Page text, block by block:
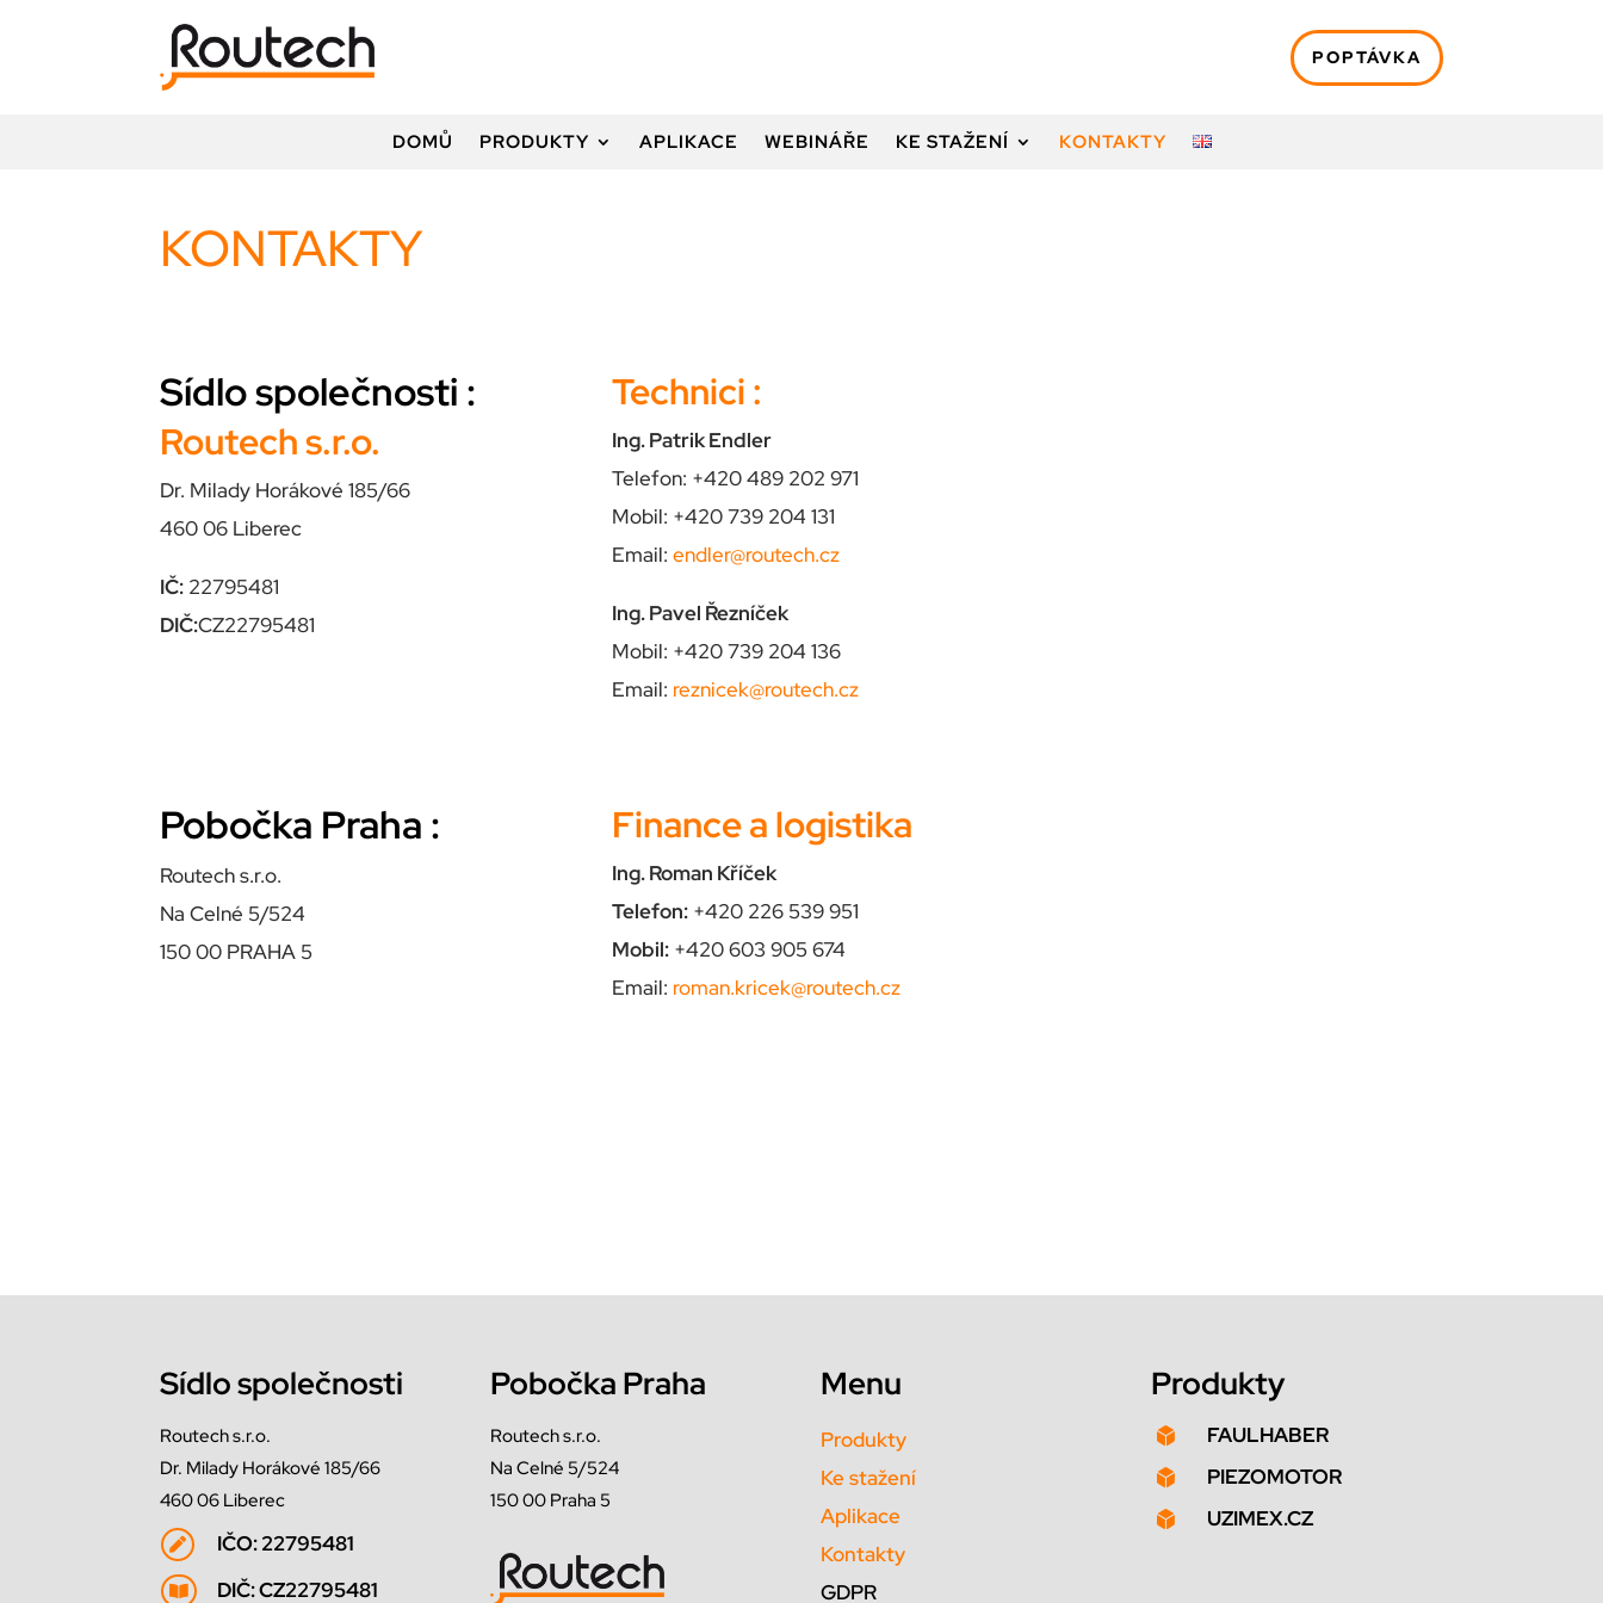
POPTÁVKA
DOMŮ PRODUKTY APLIKACE WEBINÁŘE KE STAŽENÍ KONTAKTY
KONTAKTY
Sídlo společnosti :
Routech s.r.o.
Dr. Milady Horákové 185/66
460 06 Liberec
IČ: 22795481
DIČ:CZ22795481
Technici :
Ing. Patrik Endler
Telefon: +420 489 202 971
Mobil: +420 739 204 131
Email: endler@routech.cz
Ing. Pavel Řezníček
Mobil: +420 739 204 136
Email: reznicek@routech.cz
Pobočka Praha :
Routech s.r.o.
Na Celné 5/524
150 00 PRAHA 5
Finance a logistika
Ing. Roman Kříček
Telefon:+420 226 539 951
Mobil:+420 603 905 674
Email: roman.kricek@routech.cz
Sídlo společnosti
Routech s.r.o.
Dr. Milady Horákové 185/66
460 06 Liberec
 IČO: 22795481
 DIČ: CZ22795481
Pobočka Praha
Routech s.r.o.
Na Celné 5/524
150 00 Praha 5
Menu
Produkty
Ke stažení
Aplikace
Kontakty
GDPR
Produkty
 FAULHABER
 PIEZOMOTOR
 UZIMEX.CZ